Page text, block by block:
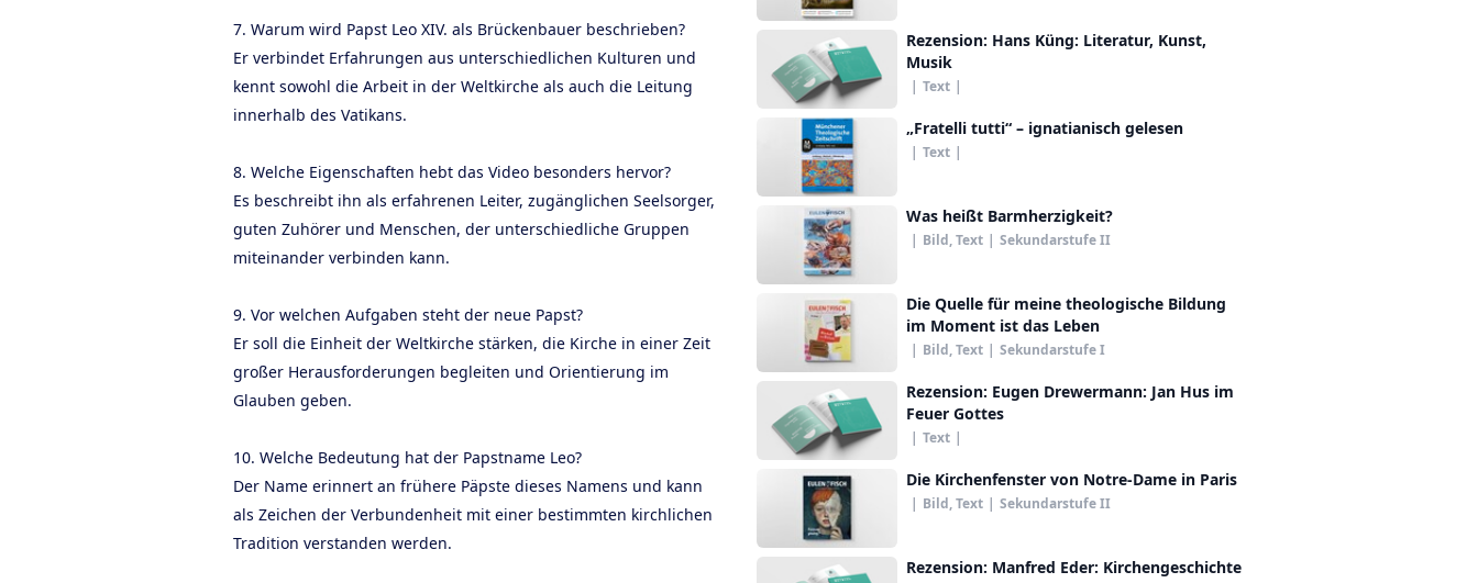
7. Warum wird Papst Leo XIV. als Brückenbauer beschrieben?
Er verbindet Erfahrungen aus unterschiedlichen Kulturen und
kennt sowohl die Arbeit in der Weltkirche als auch die Leitung
innerhalb des Vatikans.
8. Welche Eigenschaften hebt das Video besonders hervor?
Es beschreibt ihn als erfahrenen Leiter, zugänglichen Seelsorger,
guten Zuhörer und Menschen, der unterschiedliche Gruppen
miteinander verbinden kann.
9. Vor welchen Aufgaben steht der neue Papst?
Er soll die Einheit der Weltkirche stärken, die Kirche in einer Zeit
großer Herausforderungen begleiten und Orientierung im
Glauben geben.
10. Welche Bedeutung hat der Papstname Leo?
Der Name erinnert an frühere Päpste dieses Namens und kann
als Zeichen der Verbundenheit mit einer bestimmten kirchlichen
Tradition verstanden werden.
Rezension: Hans Küng: Literatur, Kunst,
Musik
| Text |
„Fratelli tutti“ – ignatianisch gelesen
| Text |
Was heißt Barmherzigkeit?
| Bild, Text | Sekundarstufe II
Die Quelle für meine theologische Bildung
im Moment ist das Leben
| Bild, Text | Sekundarstufe I
Rezension: Eugen Drewermann: Jan Hus im
Feuer Gottes
| Text |
Die Kirchenfenster von Notre-Dame in Paris
| Bild, Text | Sekundarstufe II
Rezension: Manfred Eder: Kirchengeschichte